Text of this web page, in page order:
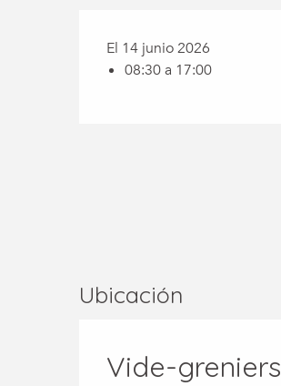
El 14 junio 2026
08:30 a 17:00
Ubicación
Vide-greniers